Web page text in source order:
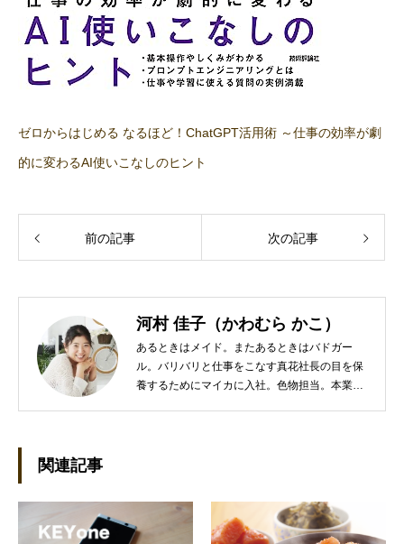
ゼロからはじめる なるほど！ChatGPT活用術 ～仕事の効率が劇
的に変わるAI使いこなしのヒント
前の記事 次の記事
河村 佳子（かわむら かこ）
あるときはメイド。またあるときはバドガー
ル。バリバリと仕事をこなす真花社長の目を保
養するためにマイカに入社。色物担当。本業は
べく上京。設立して間もない会社に携わること
が多かったので、総務的な社内整備を得意とす
る。●連絡先 メール：kako@office-mica.com
関連記事